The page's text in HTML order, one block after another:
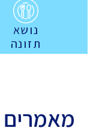
נושא
תזונה
מאמרים